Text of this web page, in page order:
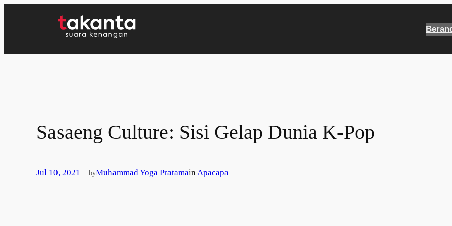
Sasaeng Culture: Sisi Gelap Dunia K-Pop
Jul 10, 2021—byMuhammad Yoga Pratamain Apacapa